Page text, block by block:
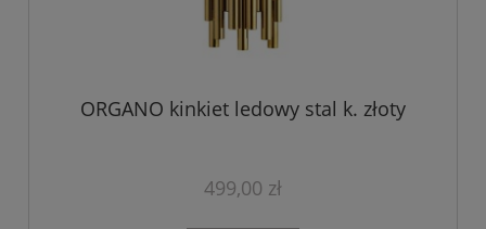
ORGANO kinkiet ledowy stal k. złoty
499,00 zł